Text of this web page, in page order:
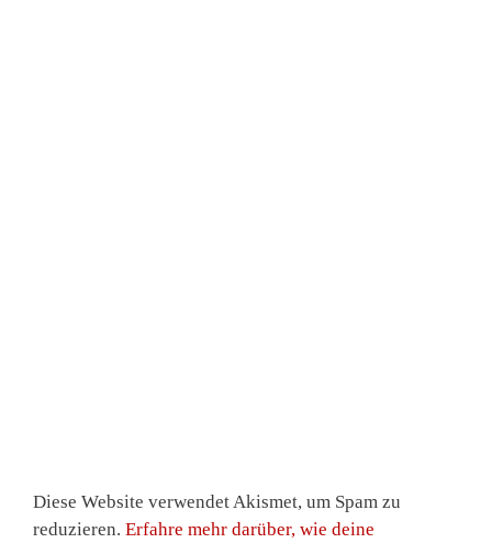
Diese Website verwendet Akismet, um Spam zu
reduzieren. Erfahre mehr darüber, wie deine